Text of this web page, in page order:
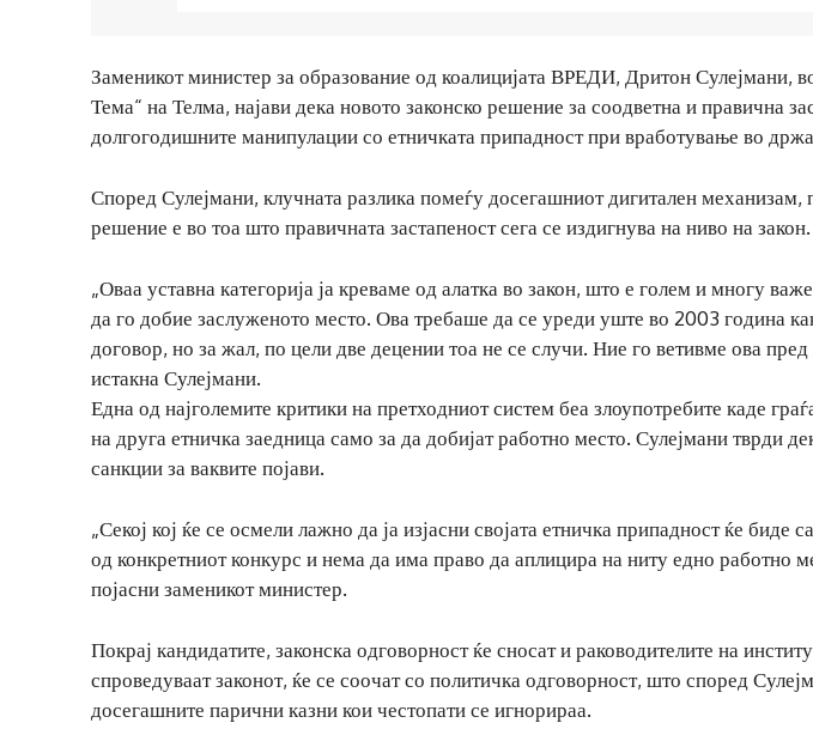
Заменикот министер за образование од коалицијата ВРЕДИ, Дритон Сулејмани,
Тема“ на Телма, најави дека новото законско решение за соодветна и правична
долгогодишните манипулации со етничката припадност при вработување во
Според Сулејмани, клучната разлика помеѓу досегашниот дигитален механизам,
решение е во тоа што правичната застапеност сега се издигнува на ниво на закон.
„Оваа уставна категорија ја креваме од алатка во закон, што е голем и многу
да го добие заслуженото место. Ова требаше да се уреди уште во 2003 година
договор, но за жал, по цели две децении тоа не се случи. Ние го ветивме ова
истакна Сулејмани.
Една од најголемите критики на претходниот систем беа злоупотребите каде
на друга етничка заедница само за да добијат работно место. Сулејмани тврди
санкции за ваквите појави.
„Секој кој ќе се осмели лажно да ја изјасни својата етничка припадност ќе биде
од конкретниот конкурс и нема да има право да аплицира на ниту едно работно
појасни заменикот министер.
Покрај кандидатите, законска одговорност ќе сносат и раководителите на
спроведуваат законот, ќе се соочат со политичка одговорност, што според
досегашните парични казни кои честопати се игнорираа.